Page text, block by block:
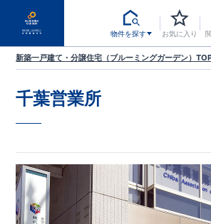
物件を探す お気に入り
新築一戸建て・分譲住宅（ブルーミングガーデン）
千葉営業所